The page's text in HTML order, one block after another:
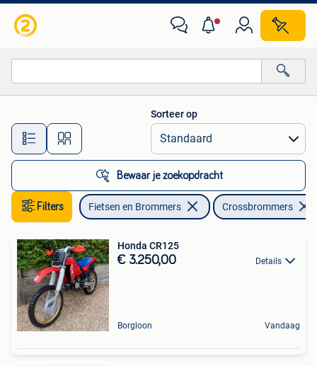
Alle afstanden…
Sorteer op
Bewaar je zoekopdracht
Filters Fietsen en Brommers Crossbrommers
Honda CR125
€ 3.250,00 Details
Borgloon Vandaag